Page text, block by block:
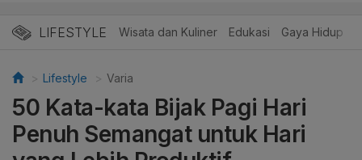
LIFESTYLE Wisata dan Kuliner Edukasi Gaya Hidup
Lifestyle Varia
50 Kata-kata Bijak Pagi Hari
Penuh Semangat untuk Hari